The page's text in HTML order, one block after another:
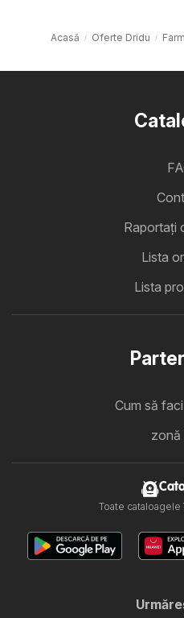
Acasă Oferte Dridu
Raportați
Lista
Lista
Cum să
zonă
Toate